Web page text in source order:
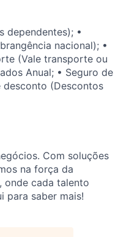
dependentes); •
nacional); •
(Vale transporte ou
Anual; • Seguro de
desconto (Descontos
Com soluções
na força da
onde cada talento
para saber mais!